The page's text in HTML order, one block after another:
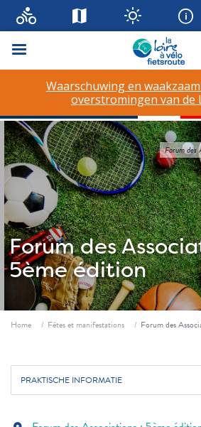
Menu
Waarschuwing en
overstromingen van de
Forum des
5ème édition
Forum
Fil d'ariane
Home Fêtes et manifestations Forum des
PRAKTISCHE INFORMATIE